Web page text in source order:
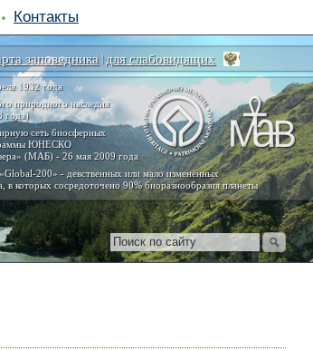
заповедника | для слабовидящих
1932 года
природного наследия
сеть биосферных
ЮНЕСКО
(МАБ) - 26 мая 2009 года
200» - девственных или мало изменённых
в которых сосредоточено 90% биоразнообразия планеты
Контакты